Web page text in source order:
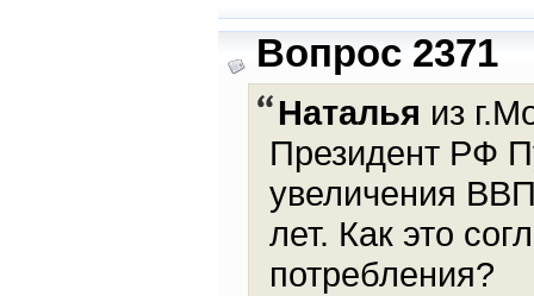
Вопрос 2371
Наталья из
Президент РФ
увеличения
лет. Как это
потребления?